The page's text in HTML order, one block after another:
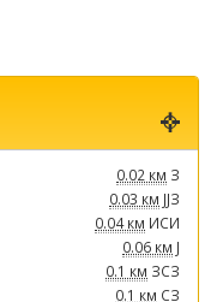
0.02 км З
0.03 км ЈЈЗ
0.04 км ИСИ
0.06 км Ј
0.1 км ЗСЗ
0.1 км СЗ